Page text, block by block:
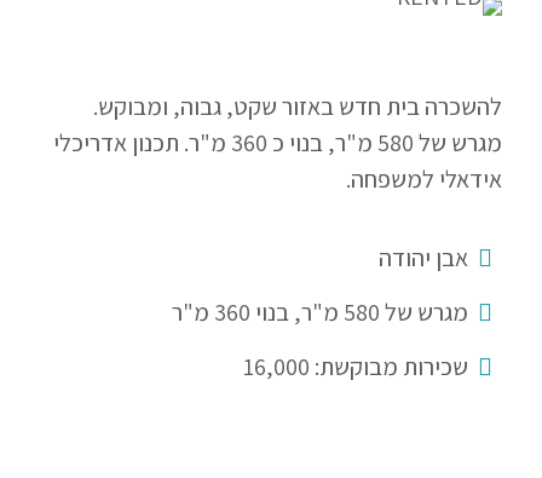
להשכרה בית חדש באזור שקט, גבוה, ומבוקש.
מגרש של 580 מ"ר, בנוי כ 360 מ"ר. תכנון אדריכלי
אידאלי למשפחה.
אבן יהודה
מגרש של 580 מ"ר, בנוי 360 מ"ר
שכירות מבוקשת: 16,000